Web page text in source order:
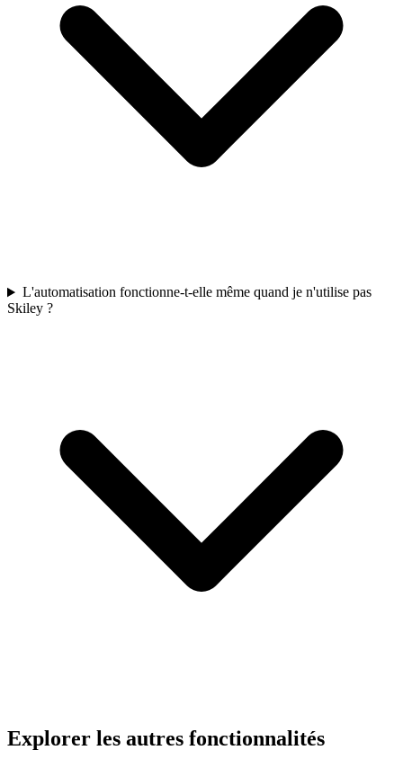
L'automatisation fonctionne-t-elle même quand je n'utilise pas
Skiley ?
Explorer les autres fonctionnalités